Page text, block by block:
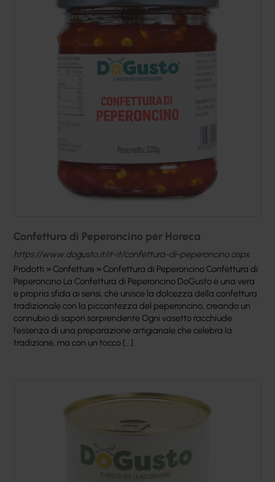
Confettura di Peperoncino per Horeca
https://www.dogusto.it/it-it/confettura-di-peperoncino.aspx
Prodotti > Confetture > Confettura di Peperoncino Confettura di
Peperoncino La Confettura di Peperoncino DoGusto è una vera
e propria sfida ai sensi, che unisce la dolcezza della confettura
tradizionale con la piccantezza del peperoncino, creando un
connubio di sapori sorprendente Ogni vasetto racchiude
l’essenza di una preparazione artigianale che celebra la
tradizione, ma con un tocco [...]